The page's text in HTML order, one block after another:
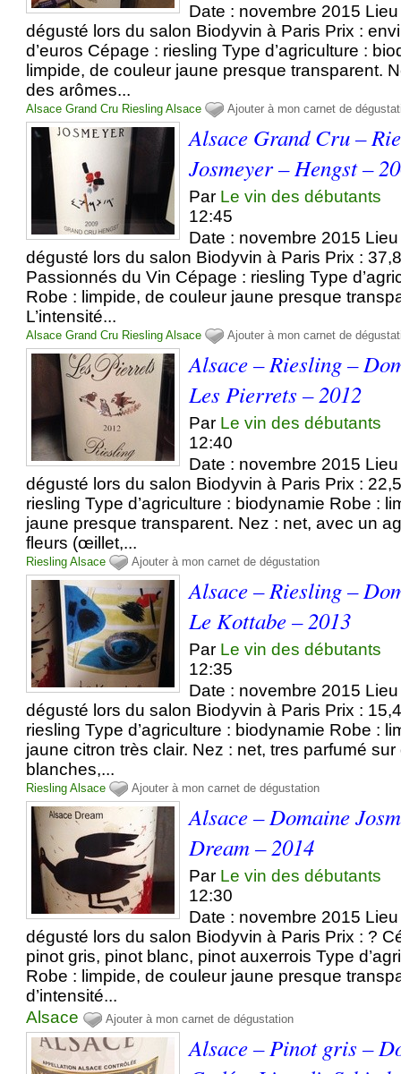
Date : novembre 2015
dégusté lors du salon Biodyvin à Paris Prix :
d’euros Cépage : riesling Type d’agriculture :
limpide, de couleur jaune presque transparent.
des arômes...
Alsace Grand Cru Riesling Alsace Ajouter à mon carnet de
Alsace Grand Cru –
Josmeyer – Hengst –
Par Le vin des débutants
12:45
Date : novembre 2015
dégusté lors du salon Biodyvin à Paris Prix :
Passionnés du Vin Cépage : riesling Type
Robe : limpide, de couleur jaune presque
L’intensité...
Alsace Grand Cru Riesling Alsace Ajouter à mon carnet de
Alsace – Riesling –
Les Pierrets – 2012
Par Le vin des débutants
12:40
Date : novembre 2015
dégusté lors du salon Biodyvin à Paris Prix :
riesling Type d’agriculture : biodynamie Robe :
jaune presque transparent. Nez : net, avec un
fleurs (œillet,...
Riesling Alsace Ajouter à mon carnet de dégustation
Alsace – Riesling –
Le Kottabe – 2013
Par Le vin des débutants
12:35
Date : novembre 2015
dégusté lors du salon Biodyvin à Paris Prix :
riesling Type d’agriculture : biodynamie Robe :
jaune citron très clair. Nez : net, tres parfumé
blanches,...
Riesling Alsace Ajouter à mon carnet de dégustation
Alsace – Domaine
Dream – 2014
Par Le vin des débutants
12:30
Date : novembre 2015
dégusté lors du salon Biodyvin à Paris Prix : ?
pinot gris, pinot blanc, pinot auxerrois Type
Robe : limpide, de couleur jaune presque
d’intensité...
Alsace
Ajouter à mon carnet de dégustation
Alsace – Pinot gris –